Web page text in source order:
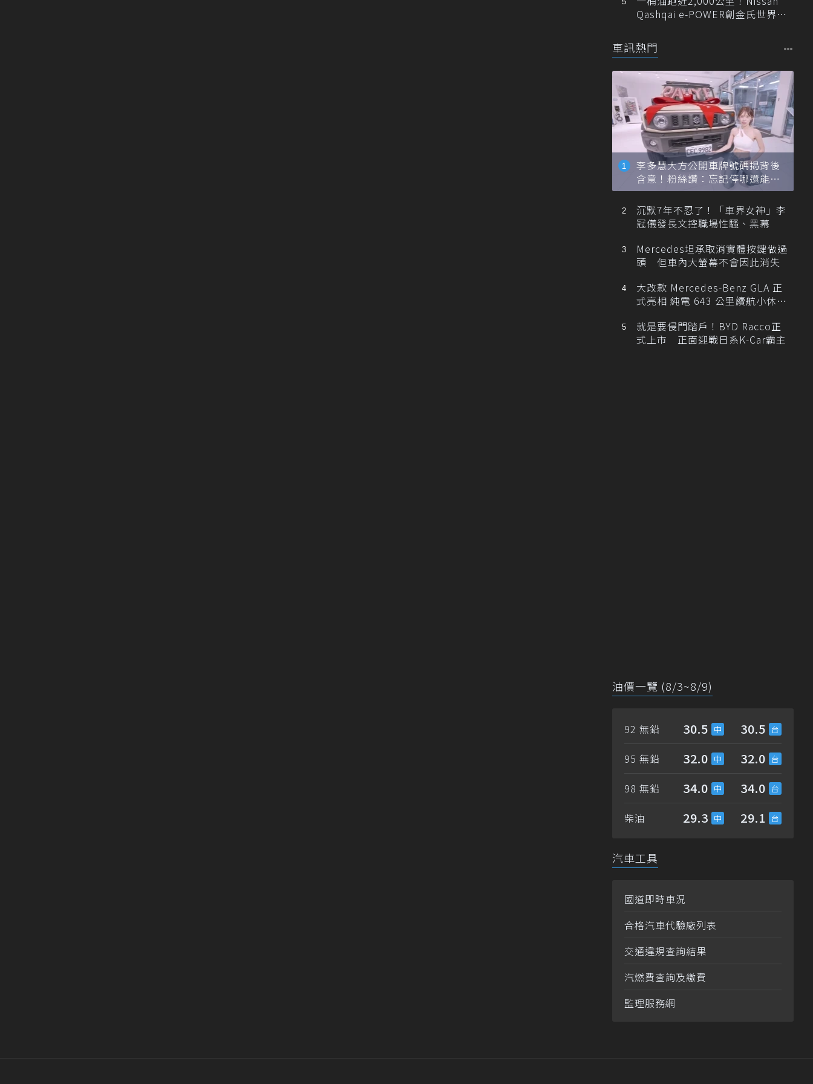
Qashqai e-POWER創金氏世界紀
車訊熱門
李多慧大方公開車牌號碼揭背後
含意！粉絲讚：忘記停哪還能幫
忙找車
沉默7年不忍了！「車界女神」李
冠儀發長文控職場性騷、黑幕
Mercedes坦承取消實體按鍵做過
頭 但車內大螢幕不會因此消失
大改款 Mercedes-Benz GLA 正
式亮相 純電 643 公里續航小休
就是要侵門踏戶！BYD Racco正
式上市 正面迎戰日系K-Car霸主
油價一覽 (8/3~8/9)
92 無鉛 30.5 30.5
95 無鉛 32.0 32.0
98 無鉛 34.0 34.0
柴油 29.3 29.1
汽車工具
國道即時車況
合格汽車代驗廠列表
交通違規查詢結果
汽燃費查詢及繳費
監理服務網